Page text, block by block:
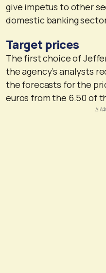
give impetus to other
domestic banking
Target prices
The first choice of
the agency’s analysts
the forecasts for the
euros from the 6.50 of